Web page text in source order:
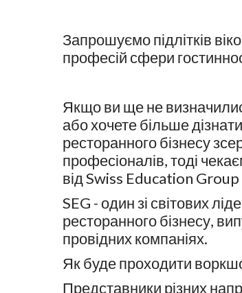
Запрошуємо підлітків
професій сфери
Якщо ви ще не
або хочете більше
ресторанного бізнесу
професіоналів, тоді
від Swiss Education Group
SEG - один зі світових
ресторанного бізнесу,
провідних компаніях.
Як буде проходити
Представники різних